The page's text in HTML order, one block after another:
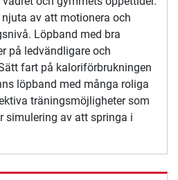
av att motionera och
Löpband med bra
på ledvändligare och
fart på kaloriförbrukningen
löpband med många roliga
träningsmöjligheter som
simulering av att springa i